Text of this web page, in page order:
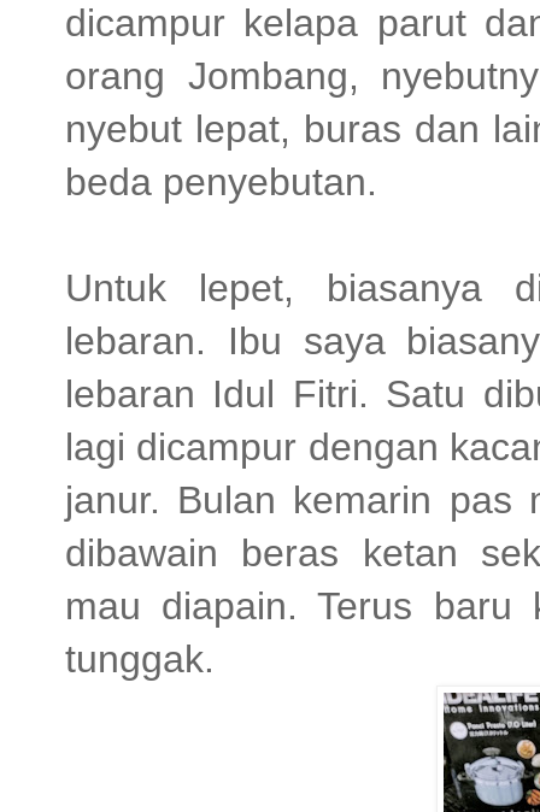
dicampur kelapa parut
orang Jombang,
nyebut lepat, buras dan
beda penyebutan.
Untuk lepet, biasanya
lebaran. Ibu saya
lebaran Idul Fitri. Satu
lagi dicampur dengan
janur. Bulan kemarin
dibawain beras ketan
mau diapain. Terus
tunggak.